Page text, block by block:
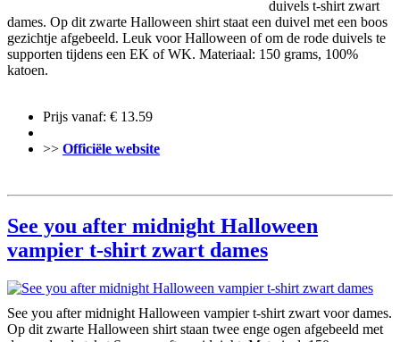
duivels t-shirt zwart
dames. Op dit zwarte Halloween shirt staat een duivel met een boos
gezichtje afgebeeld. Leuk voor Halloween of om de rode duivels te
supporten tijdens een EK of WK. Materiaal: 150 grams, 100%
katoen.
Prijs vanaf: € 13.59
>> Officiële website
See you after midnight Halloween
vampier t-shirt zwart dames
See you after midnight Halloween vampier t-shirt zwart voor dames.
Op dit zwarte Halloween shirt staan twee enge ogen afgebeeld met